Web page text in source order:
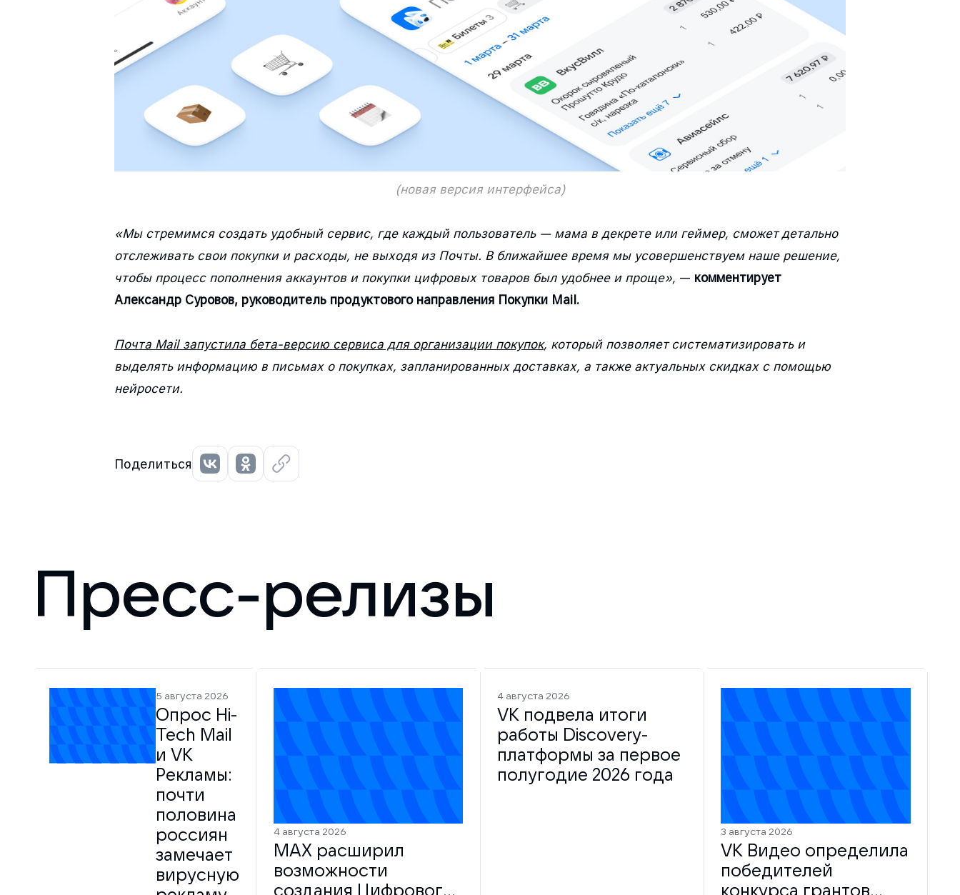
(новая версия интерфейса)
«Мы стремимся создать удобный сервис, где каждый пользователь — мама в декрете или геймер, сможет детально
отслеживать свои покупки и расходы, не выходя из Почты. В ближайшее время мы усовершенствуем наше решение,
чтобы процесс пополнения аккаунтов и покупки цифровых товаров был удобнее и проще», — комментирует
Александр Суровов, руководитель продуктового направления Покупки Mail.
Почта Mail запустила бета-версию сервиса для организации покупок, который позволяет систематизировать и
выделять информацию в письмах о покупках, запланированных доставках, а также актуальных скидках с помощью
нейросети.
Поделиться
Пресс-релизы
5 августа 2026
Опрос Hi-
Tech Mail
и VK
Рекламы:
почти
половина
россиян
замечает
вирусную
4 августа 2026
MAX расширил
возможности
создания Цифрового
4 августа 2026
VK подвела итоги
работы Discovery-
платформы за первое
полугодие 2026 года
3 августа 2026
VK Видео определила
победителей
конкурса грантов